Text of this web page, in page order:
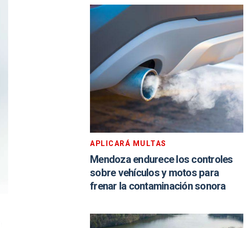
APLICARÁ MULTAS
Mendoza endurece los controles
sobre vehículos y motos para
frenar la contaminación sonora